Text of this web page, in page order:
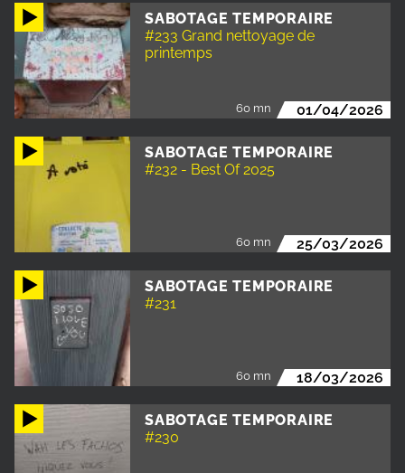
SABOTAGE TEMPORAIRE
#233 Grand nettoyage de
printemps
60 mn 01/04/2026
SABOTAGE TEMPORAIRE
#232 - Best Of 2025
60 mn 25/03/2026
SABOTAGE TEMPORAIRE
#231
60 mn 18/03/2026
SABOTAGE TEMPORAIRE
#230